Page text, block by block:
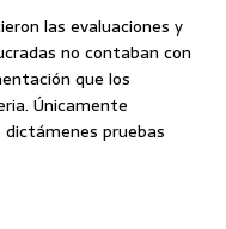
las evaluaciones y
no contaban con
que los
Únicamente
pruebas